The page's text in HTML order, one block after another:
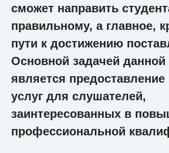
сможет направить
правильному, а главное,
пути к достижению
Основной задачей
является предоставление
услуг для слушателей,
заинтересованных в
профессиональной